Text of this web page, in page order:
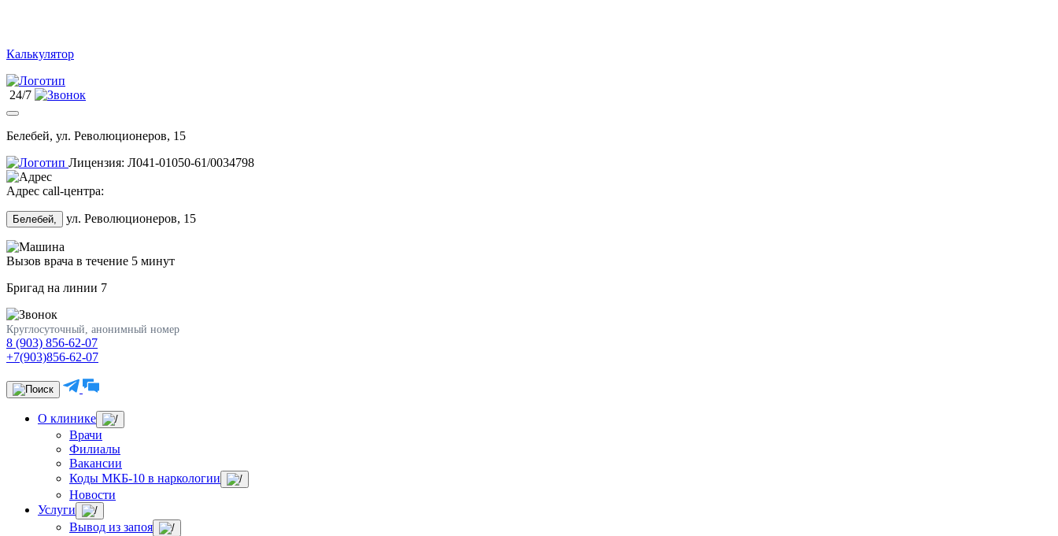
Калькулятор
24/7
Белебей, ул. Революционеров, 15
Лицензия: Л041-01050-61/0034798
Адрес call-центра:
Белебей, ул. Революционеров, 15
Вызов врача в течение 5 минут
Бригад на линии 7
Круглосуточный, анонимный номер
8 (903) 856-62-07
+7(903)856-62-07
О клинике
Врачи
Филиалы
Вакансии
Коды МКБ-10 в наркологии
Новости
Услуги
Вывод из запоя